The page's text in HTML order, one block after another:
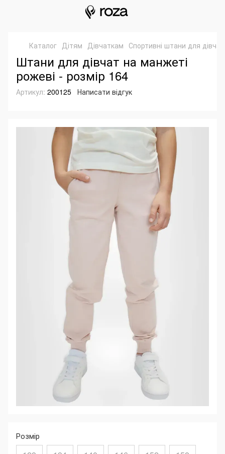
Каталог Дітям Дівчаткам Спортивні штани для
Штани для дівчат на манжеті
рожеві - розмір 164
Артикул: 200125 Написати відгук
Розмір